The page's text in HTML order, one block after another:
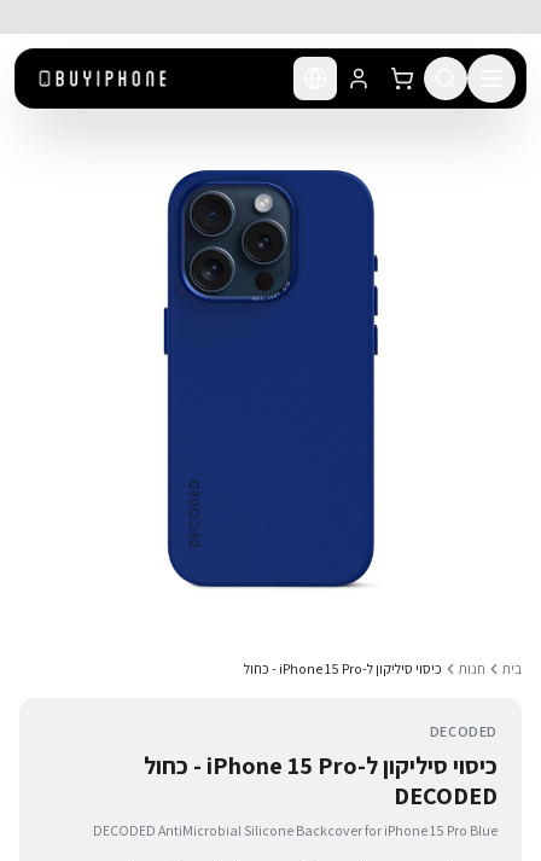
בית חנות כיסוי סיליקון ל-iPhone 15 Pro - כחול
DECODED
כיסוי סיליקון ל-iPhone 15 Pro - כחול
DECODED
DECODED AntiMicrobial Silicone Backcover for iPhone 15 Pro Blue